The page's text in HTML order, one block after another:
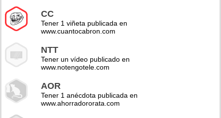
CC
Tener 1 viñeta publicada en
www.cuantocabron.com
NTT
Tener un vídeo publicado en
www.notengotele.com
AOR
Tener 1 anécdota publicada en
www.ahorradororata.com